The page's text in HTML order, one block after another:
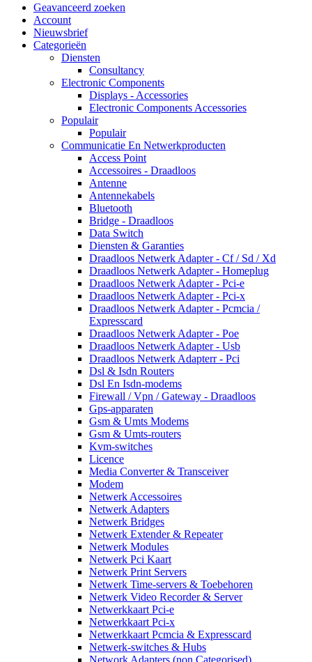
Geavanceerd zoeken
Account
Nieuwsbrief
Categorieën
Diensten
Consultancy
Electronic Components
Displays - Accessories
Electronic Components Accessories
Populair
Populair
Communicatie En Netwerkproducten
Access Point
Accessoires - Draadloos
Antenne
Antennekabels
Bluetooth
Bridge - Draadloos
Data Switch
Diensten & Garanties
Draadloos Netwerk Adapter - Cf / Sd / Xd
Draadloos Netwerk Adapter - Homeplug
Draadloos Netwerk Adapter - Pci-e
Draadloos Netwerk Adapter - Pci-x
Draadloos Netwerk Adapter - Pcmcia /
Expresscard
Draadloos Netwerk Adapter - Poe
Draadloos Netwerk Adapter - Usb
Draadloos Netwerk Adapterr - Pci
Dsl & Isdn Routers
Dsl En Isdn-modems
Firewall / Vpn / Gateway - Draadloos
Gps-apparaten
Gsm & Umts Modems
Gsm & Umts-routers
Kvm-switches
Licence
Media Converter & Transceiver
Modem
Netwerk Accessoires
Netwerk Adapters
Netwerk Bridges
Netwerk Extender & Repeater
Netwerk Modules
Netwerk Pci Kaart
Netwerk Print Servers
Netwerk Time-servers & Toebehoren
Netwerk Video Recorder & Server
Netwerkkaart Pci-e
Netwerkkaart Pci-x
Netwerkkaart Pcmcia & Expresscard
Netwerk-switches & Hubs
Network Adapters (non Categorised)